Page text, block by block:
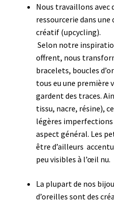
Nous travaillons avec
ressourcerie dans une
créatif (upcycling).
Selon notre
offrent, nous
bracelets, boucles
tous eu une première
gardent des traces.
tissu, nacre, résine),
légères
aspect général. Les
être d’ailleurs
peu visibles à l’œil nu.
La plupart de nos
d’oreilles sont des